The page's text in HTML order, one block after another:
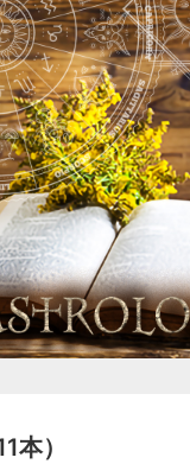
本）